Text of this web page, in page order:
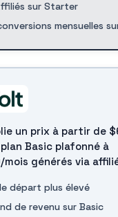
sur Starter
mensuelles
un prix à partir de
Basic plafonné à
mois générés via
départ plus élevé
de revenu sur Basic